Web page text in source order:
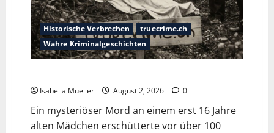
Historische Verbrechen
truecrime.ch
Wahre Kriminalgeschichten
Isabella Mueller August 2, 2026 0
Ein mysteriöser Mord an einem erst 16 Jahre
alten Mädchen erschütterte vor über 100